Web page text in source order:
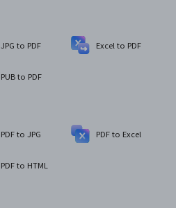
JPG to PDF Excel to PDF
PUB to PDF
PDF to JPG PDF to Excel
PDF to HTML